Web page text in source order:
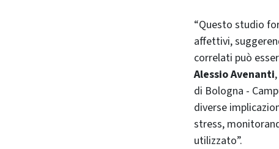
“Questo studio
affettivi,
correlati può
Alessio Avenanti
di Bologna -
diverse
stress,
utilizzato”.